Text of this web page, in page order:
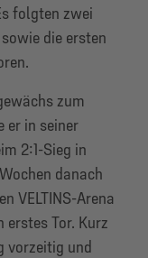
folgten zwei
die ersten
zum
er in seiner
2:1-Sieg in
danach
VELTINS-Arena
erstes Tor. Kurz
vorzeitig und